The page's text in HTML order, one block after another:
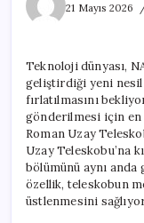
21 Mayıs 2026
Teknoloji dünyası,
geliştirdiği yeni nesil
fırlatılmasını
gönderilmesi için
Roman Uzay
Uzay Teleskobu’na
bölümünü aynı
özellik, teleskobun
üstlenmesini